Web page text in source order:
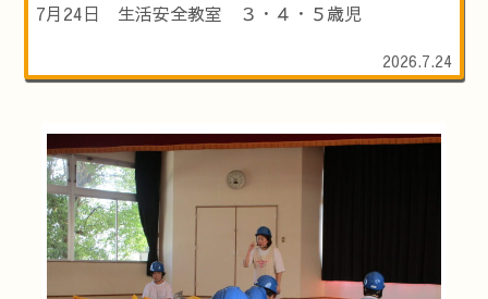
7月24日 生活安全教室 ３・４・５歳児
2026.7.24